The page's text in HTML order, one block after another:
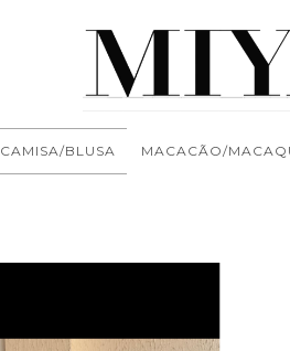
CAMISA/BLUSA MACACÃO/